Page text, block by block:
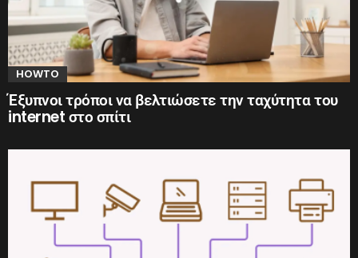
HOWTO
Έξυπνοι τρόποι να βελτιώσετε την ταχύτητα του
internet στο σπίτι